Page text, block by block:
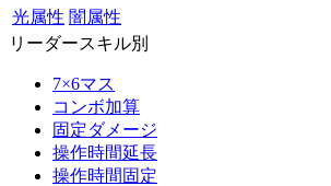
光属性 闇属性
リーダースキル別
7×6マス
コンボ加算
固定ダメージ
操作時間延長
操作時間固定